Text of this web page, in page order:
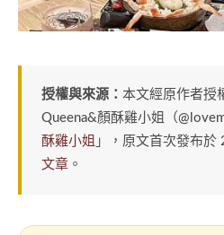
授權與來源： 本文經原作者授
Queena&顏酥雞小姐（
酥雞小姐 」，原文首次發布
文章 。